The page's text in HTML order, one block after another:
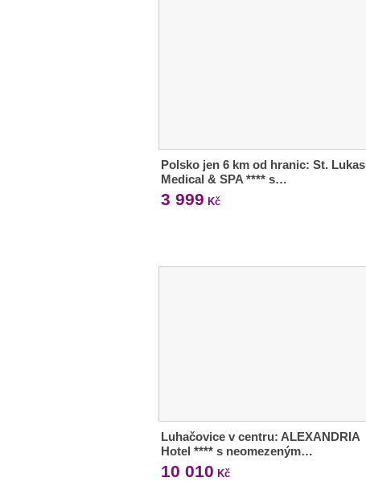
Polsko jen 6 km od hranic: St. Lukas
Medical & SPA **** s…
3 999 Kč
Luhačovice v centru: ALEXANDRIA
Hotel **** s neomezeným…
10 010 Kč